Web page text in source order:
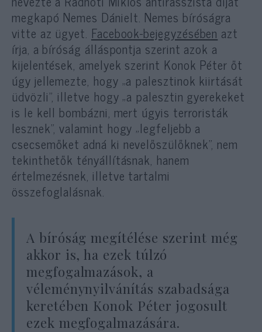
megkapó Nemes Dánielt. Nemes bíróságra
vitte az ügyet. Facebook-bejegyzésében azt
írja, a bíróság álláspontja szerint azok a
kijelentések, amelyek szerint Konok Péter őt
úgy jellemezte, hogy „a palesztinok kiirtását
üdvözli”, illetve hogy „a palesztin gyerekeket
is le kell bombázni, mert úgyis terroristák
lesznek”, valamint hogy „legfeljebb a
csecsemőket adná ki nevelőszülőknek”, nem
tekinthetők tényállításnak, hanem
értelmezésnek, illetve tartalmi
összefoglalásnak.
A bíróság megítélése szerint még
akkor is, ha ezek túlzó
megfogalmazások, a
véleménynyilvánítás szabadsága
keretében Konok Péter jogosult
ezek megfogalmazására.